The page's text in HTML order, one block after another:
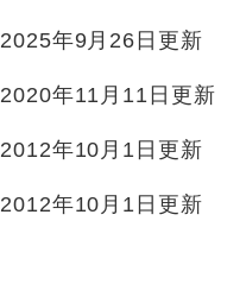
2025年9月26日更新
2020年11月11日更新
2012年10月1日更新
2012年10月1日更新